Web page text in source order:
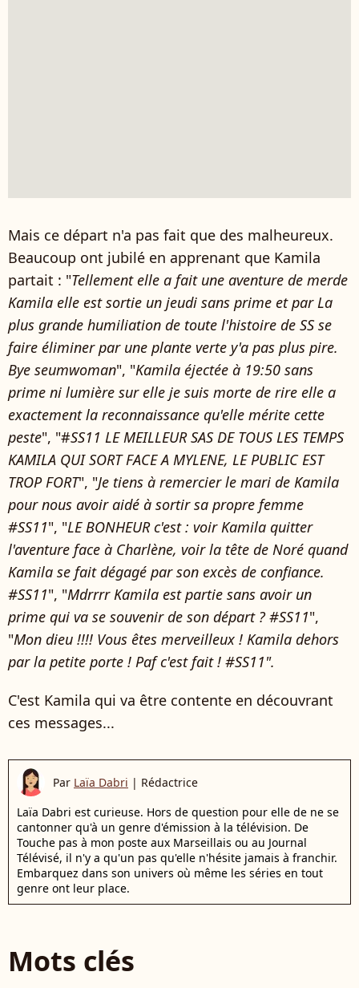
Mais ce départ n'a pas fait que des malheureux.
Beaucoup ont jubilé en apprenant que Kamila
partait : "Tellement elle a fait une aventure de merde
Kamila elle est sortie un jeudi sans prime et par La
plus grande humiliation de toute l'histoire de SS se
faire éliminer par une plante verte y'a pas plus pire.
Bye seumwoman", "Kamila éjectée à 19:50 sans
prime ni lumière sur elle je suis morte de rire elle a
exactement la reconnaissance qu'elle mérite cette
peste", "#SS11 LE MEILLEUR SAS DE TOUS LES TEMPS
KAMILA QUI SORT FACE A MYLENE, LE PUBLIC EST
TROP FORT", "Je tiens à remercier le mari de Kamila
pour nous avoir aidé à sortir sa propre femme
#SS11", "LE BONHEUR c'est : voir Kamila quitter
l'aventure face à Charlène, voir la tête de Noré quand
Kamila se fait dégagé par son excès de confiance.
#SS11", "Mdrrrr Kamila est partie sans avoir un
prime qui va se souvenir de son départ ? #SS11",
"Mon dieu !!!! Vous êtes merveilleux ! Kamila dehors
par la petite porte ! Paf c'est fait ! #SS11".
C'est Kamila qui va être contente en découvrant
ces messages...
Par Laïa Dabri | Rédactrice
Laïa Dabri est curieuse. Hors de question pour elle de ne se
cantonner qu'à un genre d'émission à la télévision. De
Touche pas à mon poste aux Marseillais ou au Journal
Télévisé, il n'y a qu'un pas qu'elle n'hésite jamais à franchir.
Embarquez dans son univers où même les séries en tout
genre ont leur place.
Mots clés